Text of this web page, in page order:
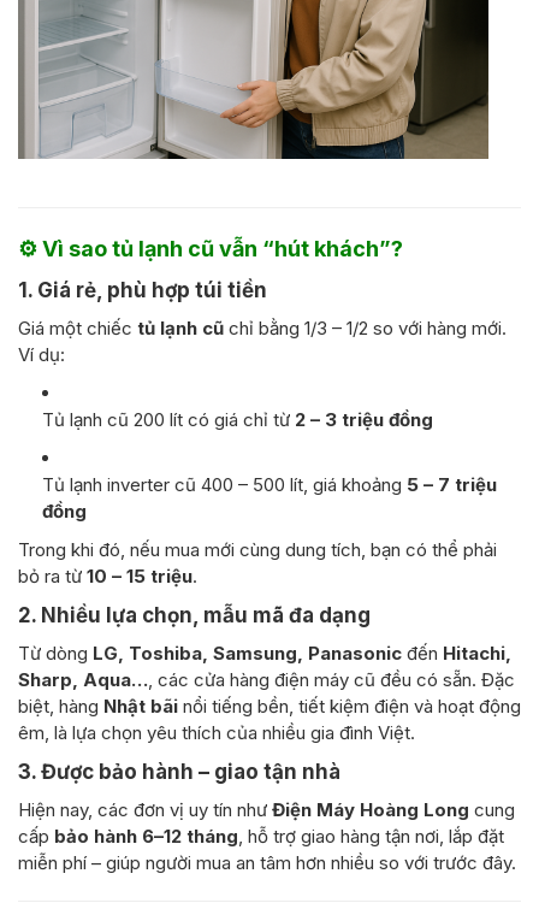
⚙️ Vì sao tủ lạnh cũ vẫn “hút khách”?
1. Giá rẻ, phù hợp túi tiền
Giá một chiếc tủ lạnh cũ chỉ bằng 1/3 – 1/2 so với hàng mới.
Ví dụ:
Tủ lạnh cũ 200 lít có giá chỉ từ 2 – 3 triệu đồng
Tủ lạnh inverter cũ 400 – 500 lít, giá khoảng 5 – 7 triệu
đồng
Trong khi đó, nếu mua mới cùng dung tích, bạn có thể phải
bỏ ra từ 10 – 15 triệu.
2. Nhiều lựa chọn, mẫu mã đa dạng
Từ dòng LG, Toshiba, Samsung, Panasonic đến Hitachi,
Sharp, Aqua…, các cửa hàng điện máy cũ đều có sẵn. Đặc
biệt, hàng Nhật bãi nổi tiếng bền, tiết kiệm điện và hoạt động
êm, là lựa chọn yêu thích của nhiều gia đình Việt.
3. Được bảo hành – giao tận nhà
Hiện nay, các đơn vị uy tín như Điện Máy Hoàng Long cung
cấp bảo hành 6–12 tháng, hỗ trợ giao hàng tận nơi, lắp đặt
miễn phí – giúp người mua an tâm hơn nhiều so với trước đây.